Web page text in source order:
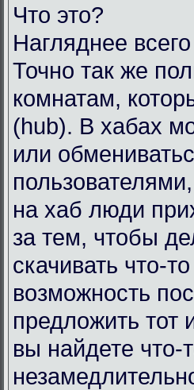
Что это?
Нагляднее
Точно так же
комнатам,
(hub). В хабах
или
на хаб люди
за тем, чтобы
скачивать что-
возможность
предложить тот
вы найдете что-